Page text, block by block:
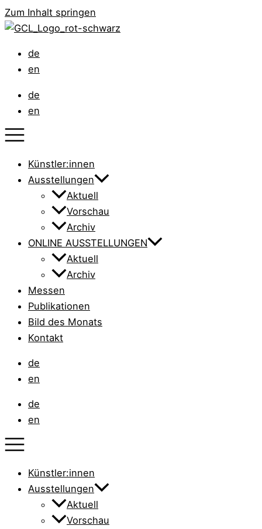
Zum Inhalt springen
de
en
de
en
Künstler:innen
Ausstellungen
Aktuell
Vorschau
Archiv
ONLINE AUSSTELLUNGEN
Aktuell
Archiv
Messen
Publikationen
Bild des Monats
Kontakt
de
en
de
en
Künstler:innen
Ausstellungen
Aktuell
Vorschau